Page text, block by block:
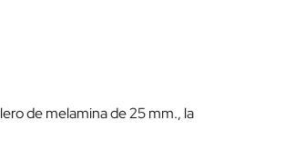
de melamina de 25 mm., la